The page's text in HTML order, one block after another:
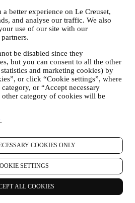
better experience on Le Creuset,
and analyse our traffic. We also
use of our site with our
be disabled since they
but you can consent to all the other
and marketing cookies) by
or click “Cookie settings”, where
or “Accept necessary
category of cookies will be
.
COOKIES ONLY
SETTINGS
ALL COOKIES
beheren. Als u onze
stopzetten, kunt u in ieder geval een
. Wij zullen uw
verwerken, maar in sommige
berichten ontvangen totdat de
verwerkt.
en andere
doorgeven of verkopen aan andere
ONZE AANBIEDINGEN AAN
KLANTERVARING TE
gebruiken om onze diensten en
Le Creuset-klantervaring te
uw gewoontes of interesses te
met betrekking tot de meest bekeken
met ons op sociale media, welke
u bezoekt, welke inhoud van onze
Wij doen dit voornamelijk door en ook
gegevens en voorkeuren die worden